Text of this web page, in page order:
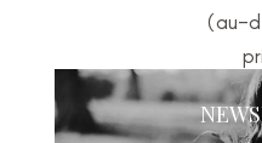
(au-